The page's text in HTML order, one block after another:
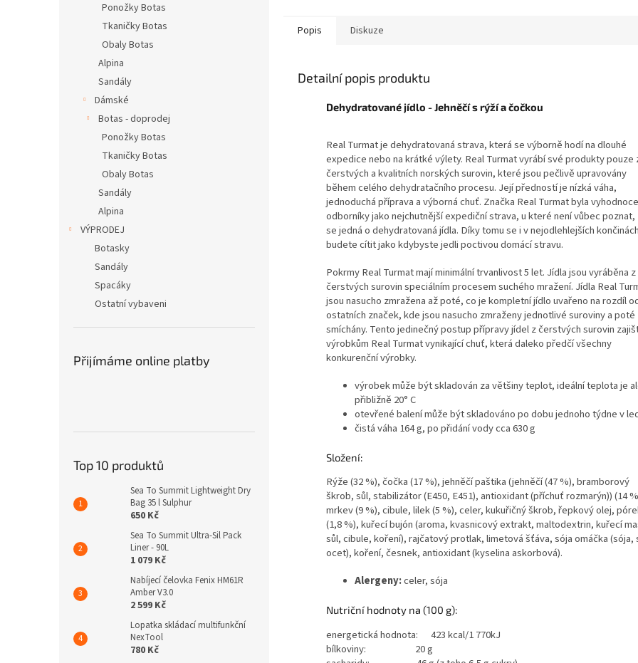
Ponožky Botas
Tkaničky Botas
Obaly Botas
Alpina
Sandály
Dámské
Botas - doprodej
Ponožky Botas
Tkaničky Botas
Obaly Botas
Sandály
Alpina
VÝPRODEJ
Botasky
Sandály
Spacáky
Ostatní vybaveni
Přijímáme online platby
Top 10 produktů
Sea To Summit Lightweight Dry
Bag 35 l Sulphur
650 Kč
Sea To Summit Ultra-Sil Pack
Liner - 90L
1 079 Kč
Nabíjecí čelovka Fenix HM61R
Amber V3.0
2 599 Kč
Lopatka skládací multifunkční
NexTool
780 Kč
Popis Diskuze
Detailní popis produktu
Dehydratované jídlo - Jehněčí s rýží a čočkou
Real Turmat je dehydratovaná strava, která se výborně hodí na dlouhé
expedice nebo na krátké výlety. Real Turmat vyrábí své produkty pouze
čerstvých a kvalitních norských surovin, které jsou pečlivě upravovány
během celého dehydratačního procesu. Její předností je nízká váha,
jednoduchá příprava a výborná chuť. Značka Real Turmat byla
odborníky jako nejchutnější expediční strava, u které není vůbec poznat,
se jedná o dehydratovaná jídla. Díky tomu se i v nejodlehlejších
budete cítit jako kdybyste jedli poctivou domácí stravu.
Pokrmy Real Turmat mají minimální trvanlivost 5 let. Jídla jsou vyráběna z
čerstvých surovin speciálním procesem suchého mražení. Jídla Real
jsou nasucho zmražena až poté, co je kompletní jídlo uvařeno na rozdíl
ostatních značek, kde jsou nasucho zmraženy jednotlivé suroviny a poté
smíchány. Tento jedinečný postup přípravy jídel z čerstvých surovin
výrobkům Real Turmat vynikající chuť, která daleko předčí všechny
konkurenční výrobky.
výrobek může být skladován za většiny teplot, ideální teplota je
přibližně 20° C
otevřené balení může být skladováno po dobu jednoho týdne v
čistá váha 164 g, po přidání vody cca 630 g
Složení:
Rýže (32 %), čočka (17 %), jehněčí paštika (jehněčí (47 %), bramborový
škrob, sůl, stabilizátor (E450, E451), antioxidant (příchuť rozmarýn)) (14
mrkev (9 %), cibule, lilek (5 %), celer, kukuřičný škrob, řepkový olej,
(1,8 %), kuřecí bujón (aroma, kvasnicový extrakt, maltodextrin, kuřecí
sůl, cibule, koření), rajčatový protlak, limetová šťáva, sója omáčka (sója,
ocet), koření, česnek, antioxidant (kyselina askorbová).
Alergeny:celer, sója
Nutriční hodnoty na (100 g):
energetická hodnota: 423 kcal/1 770kJ
bílkoviny: 20 g